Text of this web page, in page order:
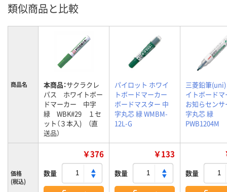
類似商品と比較
商品名 本商品：サクラクレ
パス ホワイトボー
ドマーカー 中字
緑 WBK#29 １セ
ット（３本入) （直
送品）
パイロット ホワイ
トボードマーカー
ボードマスター 中
字丸芯 緑 WMBM-
12L-G
三菱鉛筆
イトボード
お知らセンサ
字丸芯 緑
PWB1204M
価格
(税込)
￥376
数量
￥133
数量 数量